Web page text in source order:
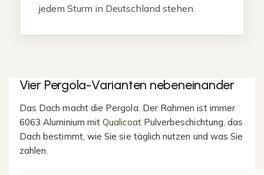
jedem Sturm in Deutschland stehen.
Vier Pergola-Varianten nebeneinander
Das Dach macht die Pergola. Der Rahmen ist immer
6063 Aluminium mitQualicoatPulverbeschichtung, das
Dach bestimmt, wie Sie sie täglich nutzen und was Sie
zahlen.